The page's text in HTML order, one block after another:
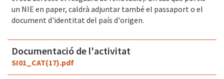
un NIE en paper, caldrà adjuntar també el passaport o el
document d'identitat del país d'origen.
Documentació de l'activitat
SI01_CAT(17).pdf